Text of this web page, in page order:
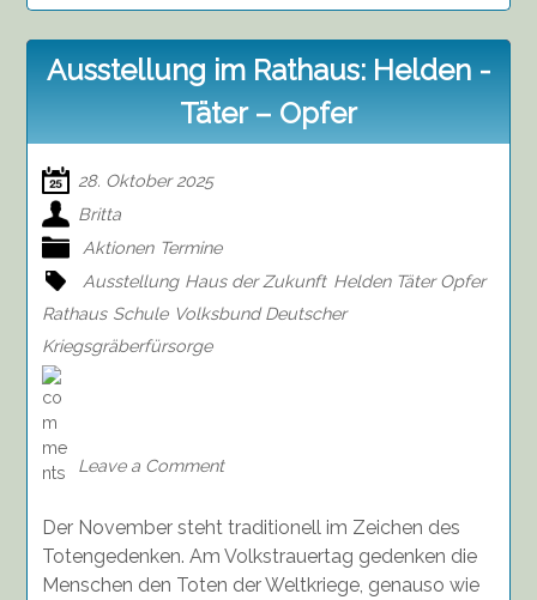
Ausstellung im Rathaus: Helden -
Täter – Opfer
28. Oktober 2025
Britta
Aktionen Termine
Ausstellung Haus der Zukunft Helden Täter Opfer
Rathaus Schule Volksbund Deutscher
Kriegsgräberfürsorge
Leave a Comment
Helden
Täter
–
Opfer
Der November steht traditionell im Zeichen des
Totengedenken. Am Volkstrauertag gedenken die
Menschen den Toten der Weltkriege, genauso wie